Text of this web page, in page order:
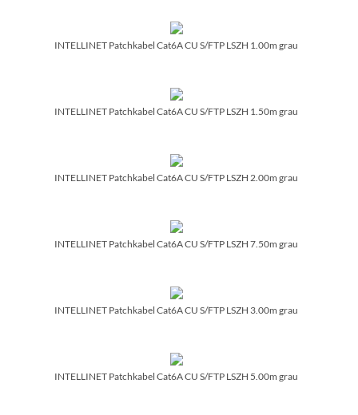
INTELLINET Patchkabel Cat6A CU S/­FTP LSZH 1.00m grau
INTELLINET Patchkabel Cat6A CU S/­FTP LSZH 1.50m grau
INTELLINET Patchkabel Cat6A CU S/­FTP LSZH 2.00m grau
INTELLINET Patchkabel Cat6A CU S/­FTP LSZH 7.50m grau
INTELLINET Patchkabel Cat6A CU S/­FTP LSZH 3.00m grau
INTELLINET Patchkabel Cat6A CU S/­FTP LSZH 5.00m grau